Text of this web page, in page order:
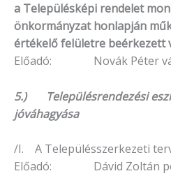
a Településképi rendelet
önkormányzat honlapján
értékelő felületre beérkezett
Előadó: Novák Péter
5.) Településrendezési
jóváhagyása
/I. A Településszerkezeti
Előadó: Dávid Zoltán